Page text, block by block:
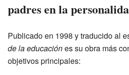
padres en la
Publicado en 1998 y traducido al
de la educaciónes su obra más
objetivos principales: